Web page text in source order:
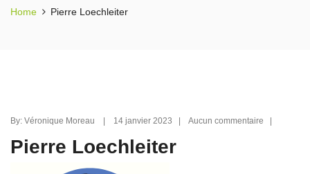
Home Pierre Loechleiter
By: Véronique Moreau | 14 janvier 2023 | Aucun commentaire |
Pierre Loechleiter